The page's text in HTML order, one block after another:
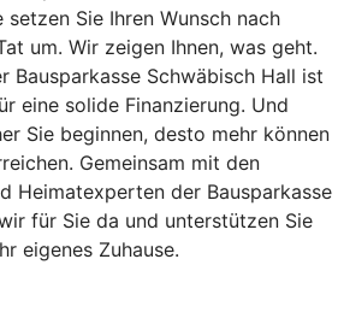
Sie Ihren Wunsch nach
um. Wir zeigen Ihnen, was geht.
Bausparkasse Schwäbisch Hall ist
eine solide Finanzierung. Und
Sie beginnen, desto mehr können
Gemeinsam mit den
Heimatexperten der Bausparkasse
für Sie da und unterstützen Sie
eigenes Zuhause.